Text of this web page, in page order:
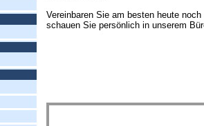
Vereinbaren Sie am besten heute
schauen Sie persönlich in unserem